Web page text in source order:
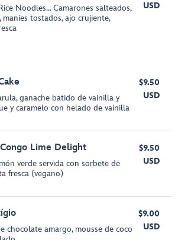
Noodles... Camarones salteados,
tostados, ajo crujiente,
USD
ganache batido de vainilla y
y caramelo con helado de vainilla
$9.50
USD
Lime Delight
verde servida con sorbete de
fresca (vegano)
$9.50
USD
chocolate amargo, mousse de coco
$9.00
USD